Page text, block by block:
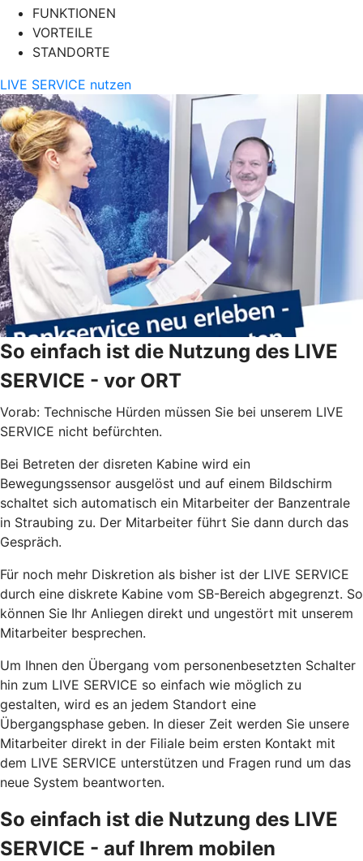
FUNKTIONEN
VORTEILE
STANDORTE
LIVE SERVICE nutzen
So einfach ist die Nutzung des LIVE
SERVICE - vor ORT
Vorab: Technische Hürden müssen Sie bei unserem LIVE
SERVICE nicht befürchten.
Bei Betreten der disreten Kabine wird ein
Bewegungssensor ausgelöst und auf einem Bildschirm
schaltet sich automatisch ein Mitarbeiter der Banzentrale
in Straubing zu. Der Mitarbeiter führt Sie dann durch das
Gespräch.
Für noch mehr Diskretion als bisher ist der LIVE SERVICE
durch eine diskrete Kabine vom SB-Bereich abgegrenzt. So
können Sie Ihr Anliegen direkt und ungestört mit unserem
Mitarbeiter besprechen.
Um Ihnen den Übergang vom personenbesetzten Schalter
hin zum LIVE SERVICE so einfach wie möglich zu
gestalten, wird es an jedem Standort eine
Übergangsphase geben. In dieser Zeit werden Sie unsere
Mitarbeiter direkt in der Filiale beim ersten Kontakt mit
dem LIVE SERVICE unterstützen und Fragen rund um das
neue System beantworten.
So einfach ist die Nutzung des LIVE
SERVICE - auf Ihrem mobilen